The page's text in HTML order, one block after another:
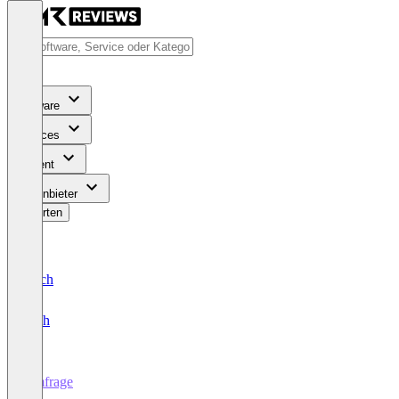
Software
Services
Content
Für Anbieter
Bewerten
Deutsch
English
Umfrage